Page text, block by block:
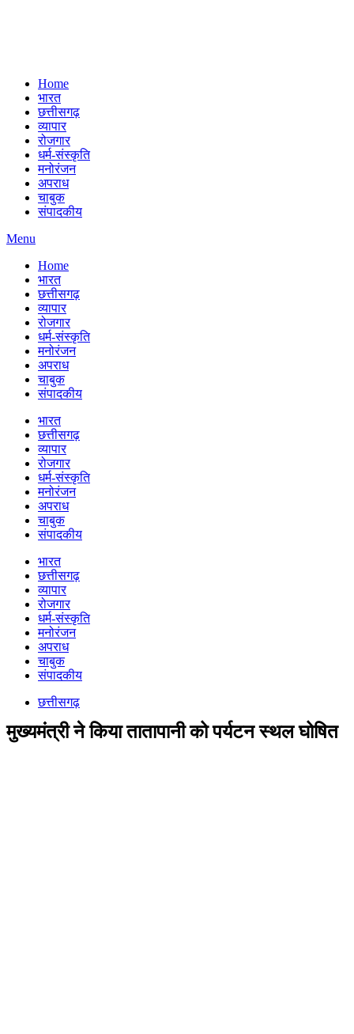
Home
भारत
छत्तीसगढ़
व्यापार
रोजगार
धर्म-संस्कृति
मनोरंजन
अपराध
चाबुक
संपादकीय
Menu
Home
भारत
छत्तीसगढ़
व्यापार
रोजगार
धर्म-संस्कृति
मनोरंजन
अपराध
चाबुक
संपादकीय
भारत
छत्तीसगढ़
व्यापार
रोजगार
धर्म-संस्कृति
मनोरंजन
अपराध
चाबुक
संपादकीय
भारत
छत्तीसगढ़
व्यापार
रोजगार
धर्म-संस्कृति
मनोरंजन
अपराध
चाबुक
संपादकीय
छत्तीसगढ़
मुख्यमंत्री ने किया तातापानी को पर्यटन स्थल घोषित